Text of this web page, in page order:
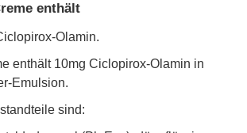
enthält
Olamin.
enthält 10mg Ciclopirox-Olamin in
Emulsion.
sind: